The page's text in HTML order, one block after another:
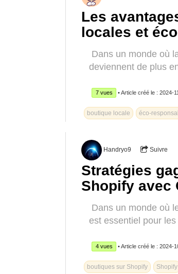
Les
locales et
Dans un monde où
deviennent de plus
7 vues • Article créé le : 2024-
boutique locale éco-
Handryo9 Suivre
Stratégies
Shopify avec
Dans un monde où
est essentiel pour
4 vues • Article créé le : 2024-
boutiques sur Shopify Shopify